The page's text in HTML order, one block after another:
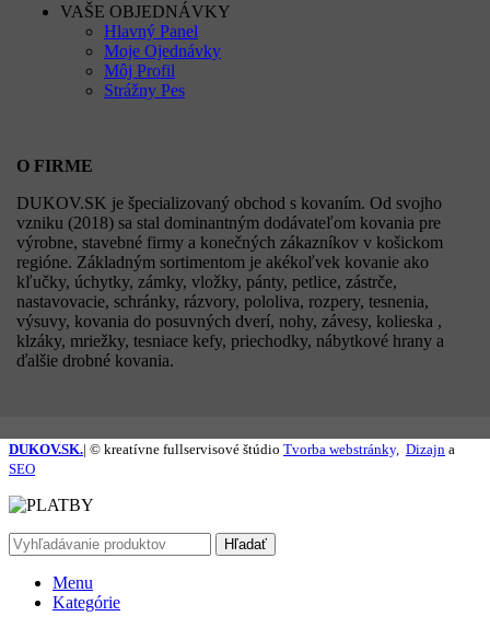
VAŠE OBJEDNÁVKY
Hlavný Panel
Moje Ojednávky
Môj Profil
Strážny Pes
O FIRME
DUKOV.SK je špecializovaný obchod s kovaním. Od svojho
vzniku (2018) sa stal dominantným dodávateľom kovania pre
výrobne, stavebné firmy a konečných zákazníkov v košickom
regióne. Základným sortimentom je akékoľvek kovanie ako
kľučky, úchytky, zámky, vložky, pánty, petlice, zástrče,
nastavovacie, schránky, rázvory, pololiva, rozpery, tesnenia,
výsuvy, kovania do posuvných dverí, nohy, závesy, kolieska ,
klzáky, mriežky, tesniace kefy, priechodky, nábytkové hrany a
ďalšie drobné kovania.
DUKOV.SK.| © kreatívne fullservisové štúdio Tvorba webstránky, Dizajn a
SEO
Hľadať
Menu
Kategórie